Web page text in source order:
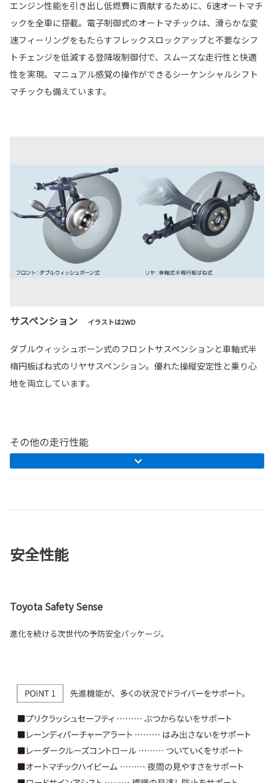
エンジン性能を引き出し低燃費に貢献するために、6速オートマチ
ックを全車に搭載。電子制御式のオートマチックは、滑らかな変
速フィーリングをもたらすフレックスロックアップと不要なシフ
トチェンジを低減する登降坂制御付で、スムーズな走行性と快適
性を実現。マニュアル感覚の操作ができるシーケンシャルシフト
マチックも備えています。
サスペンション イラストは2WD
ダブルウィッシュボーン式のフロントサスペンションと車軸式半
楕円板ばね式のリヤサスペンション。優れた操縦安定性と乗り心
地を両立しています。
その他の走行性能
安全性能
Toyota Safety Sense
進化を続ける次世代の予防安全パッケージ。